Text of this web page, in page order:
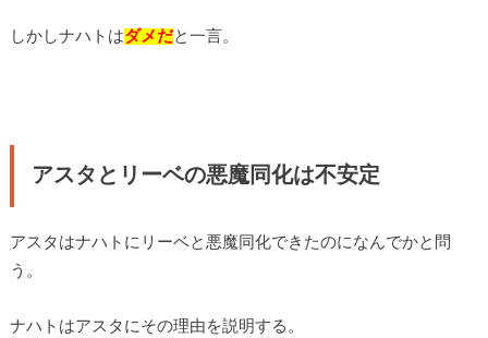
しかしナハトはダメだと一言。
アスタとリーベの悪魔同化は不安定
アスタはナハトにリーベと悪魔同化できたのになんでかと問
う。
ナハトはアスタにその理由を説明する。